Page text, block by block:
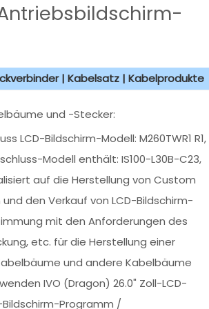
| Kabelsatz | Kabelprodukte
und -Stecker:
LCD-Bildschirm-Modell: M260TWR1 R1,
Modell enthält: IS100-L30B-C23,
auf die Herstellung von Custom
und den Verkauf von LCD-Bildschirm-
mit den Anforderungen des
etc. für die Herstellung einer
und andere Kabelbäume
IVO (Dragon) 26.0" Zoll-LCD-
Bildschirm-Programm /